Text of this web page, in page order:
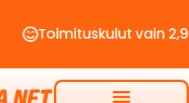
vain 2,90€